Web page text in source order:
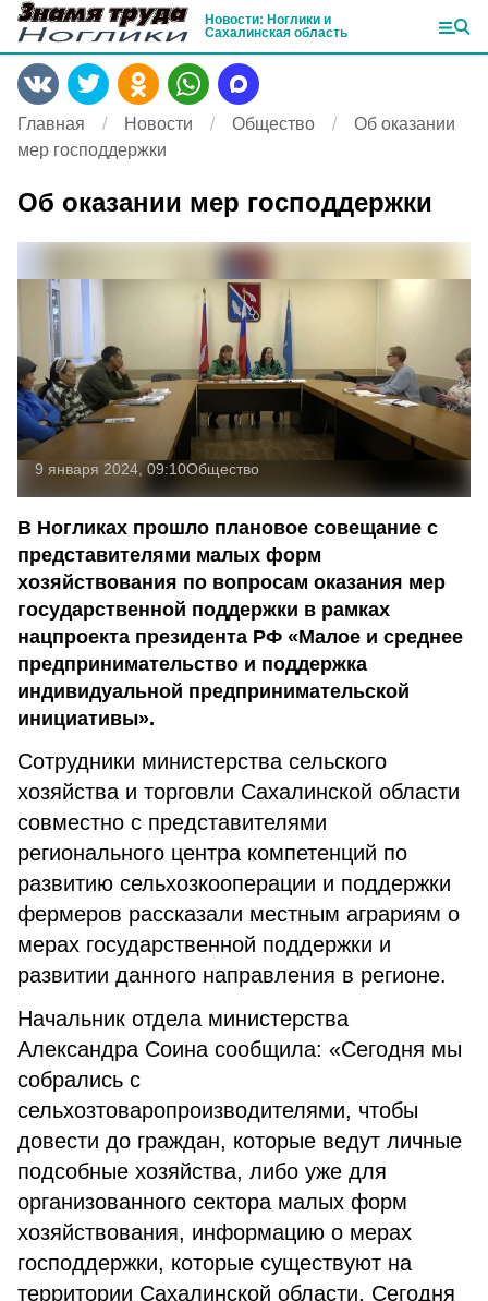
Новости: Ноглики и
Сахалинская область
Главная Новости Общество
Об оказании
мер господдержки
Об оказании мер господдержки
9 января 2024, 09:10Общество
В Ногликах прошло плановое совещание с
представителями малых форм
хозяйствования по вопросам оказания мер
государственной поддержки в рамках
нацпроекта президента РФ «Малое и среднее
предпринимательство и поддержка
индивидуальной предпринимательской
инициативы».
Сотрудники министерства сельского
хозяйства и торговли Сахалинской области
совместно с представителями
регионального центра компетенций по
развитию сельхозкооперации и поддержки
фермеров рассказали местным аграриям о
мерах государственной поддержки и
развитии данного направления в регионе.
Начальник отдела министерства
Александра Соина сообщила: «Сегодня мы
собрались с
сельхозтоваропроизводителями, чтобы
довести до граждан, которые ведут личные
подсобные хозяйства, либо уже для
организованного сектора малых форм
хозяйствования, информацию о мерах
господдержки, которые существуют на
территории Сахалинской области. Сегодня